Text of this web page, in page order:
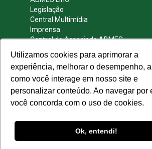
Utilizamos cookies para aprimorar a
experiência, melhorar o desempenho,
como você interage em nosso site e
personalizar conteúdo. Ao navegar por
você concorda com o uso de cookies.
Ok, entendi!
Legislação
Central Multimídia
Imprensa
Central do Associado ABMES
REDES SOCIAIS
reservados.